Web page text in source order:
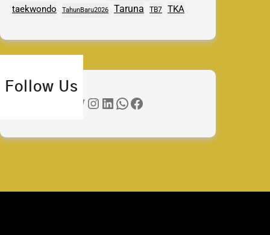
taekwondo TahunBaru2026 Taruna TB7 TKA
Follow Us
Instagram LinkedIn WhatsApp Facebook